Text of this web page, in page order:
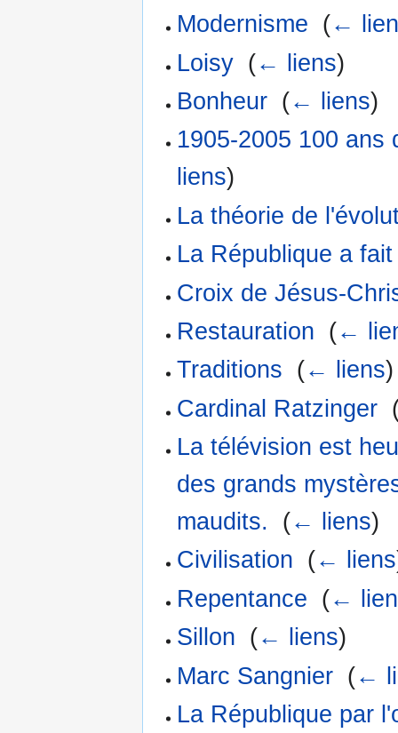
Modernisme (←
Loisy (← liens)
Bonheur (← liens)
1905-2005 100 ans
liens)
La théorie de
La République a
Croix de Jésus-
Restauration (←
Traditions (← liens)
Cardinal Ratzinger
La télévision est
des grands
maudits.
(← liens)
Civilisation (← liens
Repentance (←
Sillon (← liens)
Marc Sangnier (←
La République par